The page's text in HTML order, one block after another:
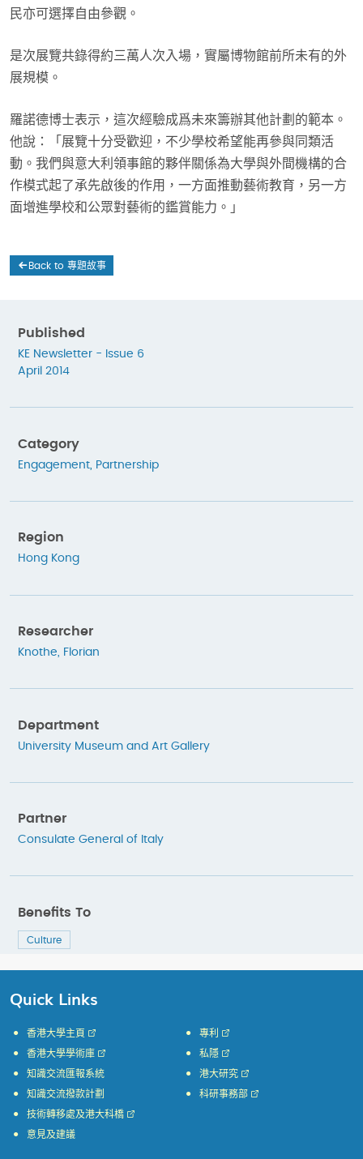
民亦可選擇自由參觀。
是次展覽共錄得約三萬人次入場，實屬博物館前所未有的外
展規模。
羅諾德博士表示，這次經驗成爲未來籌辦其他計劃的範本。
他說：「展覽十分受歡迎，不少學校希望能再參與同類活
動。我們與意大利領事館的夥伴關係為大學與外間機構的合
作模式起了承先啟後的作用，一方面推動藝術教育，另一方
面增進學校和公眾對藝術的鑑賞能力。」
Back to 專題故事
Published
KE Newsletter - Issue 6
April 2014
Category
Engagement Partnership
Region
Hong Kong
Researcher
Knothe, Florian
Department
University Museum and Art Gallery
Partner
Consulate General of Italy
Benefits To
Culture
Quick Links
香港大學主頁
香港大學學術庫
知識交流匯報系統
知識交流撥款計劃
專利
私隱
港大研究
科研事務部
技術轉移處及港大科橋
意見及建議